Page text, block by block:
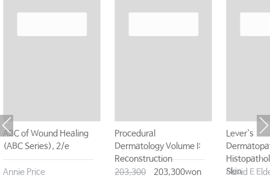
ABC of Wound Healing
(ABC Series), 2/e
Annie Price
Procedural
Dermatology Volume I:
Reconstruction
203,300
203,300won
Lever`s
Skin